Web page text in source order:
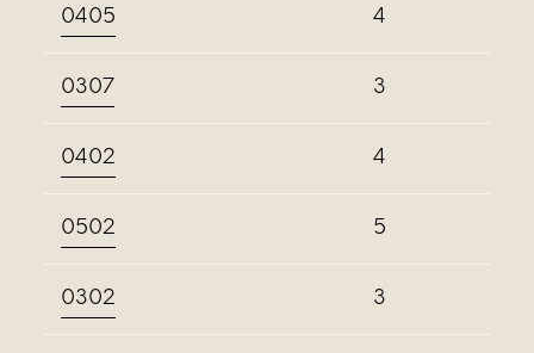
0405 4
0307 3
0402 4
0502 5
0302 3